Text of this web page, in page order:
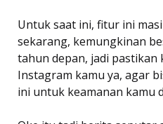
Untuk saat ini, fitur ini
sekarang, kemungkinan
tahun depan, jadi
Instagram kamu ya, agar
ini untuk keamanan kamu